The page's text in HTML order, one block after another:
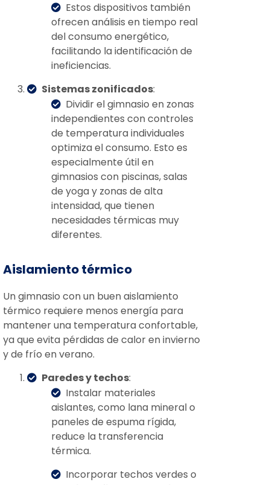
Estos dispositivos también
ofrecen análisis en tiempo real
del consumo energético,
facilitando la identificación de
ineficiencias.
Sistemas zonificados:
Dividir el gimnasio en zonas
independientes con controles
de temperatura individuales
optimiza el consumo. Esto es
especialmente útil en
gimnasios con piscinas, salas
de yoga y zonas de alta
intensidad, que tienen
necesidades térmicas muy
diferentes.
Aislamiento térmico
Un gimnasio con un buen aislamiento
térmico requiere menos energía para
mantener una temperatura confortable,
ya que evita pérdidas de calor en invierno
y de frío en verano.
Paredes y techos:
Instalar materiales
aislantes, como lana mineral o
paneles de espuma rígida,
reduce la transferencia
térmica.
Incorporar techos verdes o